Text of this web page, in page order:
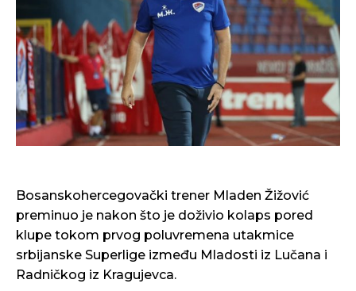
Bosanskohercegovački trener Mladen Žižović
preminuo je nakon što je doživio kolaps pored
klupe tokom prvog poluvremena utakmice
srbijanske Superlige između Mladosti iz Lučana i
Radničkog iz Kragujevca.